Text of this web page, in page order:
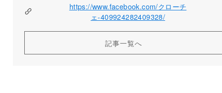
https://www.facebook.com/クローチ
ェ-409924282409328/
記事一覧へ